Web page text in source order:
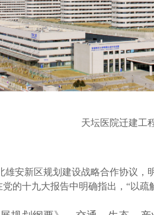
天坛医院迁建工
雄安新区规划建设战略合作协议
的十九大报告中明确指出，“以